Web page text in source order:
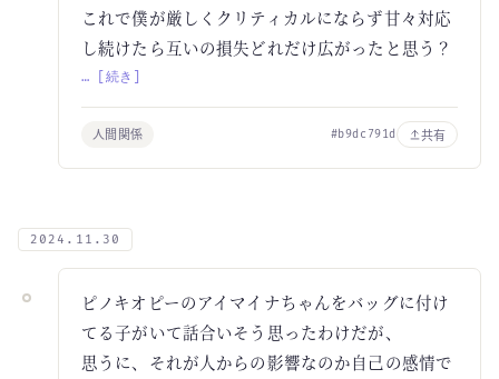
これで僕が厳しくクリティカルにならず甘々対応
し続けたら互いの損失どれだけ広がったと思う？
… [続き]
人間関係 #b9dc791d 共有
2024.11.30
ピノキオピーのアイマイナちゃんをバッグに付け
てる子がいて話合いそう思ったわけだが、
思うに、それが人からの影響なのか自己の感情で